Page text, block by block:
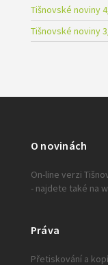
Tišnovské noviny
Tišnovské noviny
O novinách
On-line verzi
- najdete také na
Práva
Přetiskování a